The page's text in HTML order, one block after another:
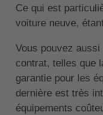
Ce qui est
voiture neuve,
Vous pouvez
contrat, telles que
garantie pour les
dernière est très
équipements